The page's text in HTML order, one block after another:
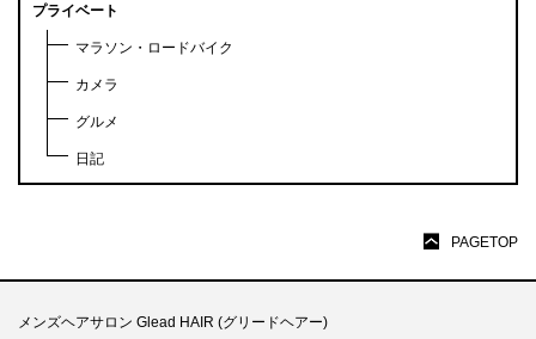
プライベート
マラソン・ロードバイク
カメラ
グルメ
日記
PAGETOP
メンズヘアサロン Glead HAIR (グリードヘアー)